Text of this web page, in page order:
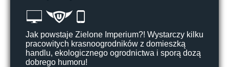
Jak powstaje Zielone Imperium?! Wystarczy kilku
pracowitych krasnoogrodników z domieszką
handlu, ekologicznego ogrodnictwa i sporą dozą
dobrego humoru!